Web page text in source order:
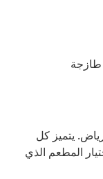
طازجة
يتميز كل
المطعم الذي